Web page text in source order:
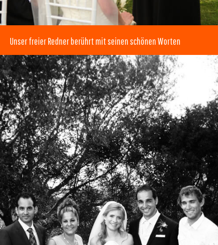
Unser freier Redner berührt mit seinen schönen Worten